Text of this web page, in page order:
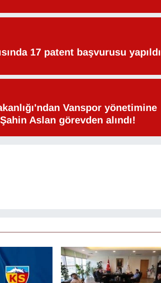
17 patent başvurusu yapıldı
Vanspor yönetimine
Aslan görevden alındı!